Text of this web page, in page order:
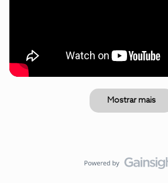
Mostrar mais